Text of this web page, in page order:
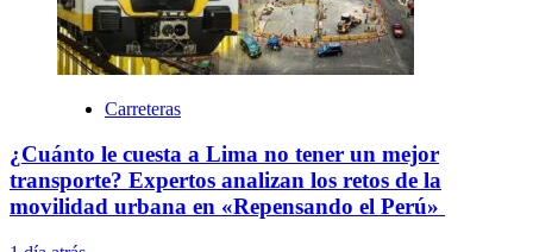
Carreteras
¿Cuánto le cuesta a Lima no tener un mejor
transporte? Expertos analizan los retos de la
movilidad urbana en «Repensando el Perú»